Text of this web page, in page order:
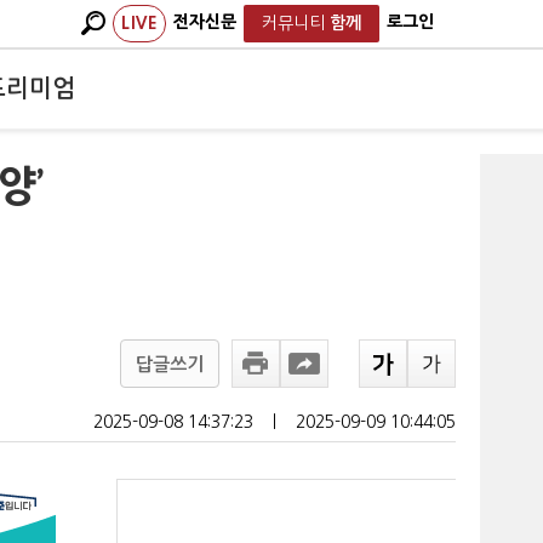
LIVE 전자신문 커뮤니티 함께 로그인
리미엄
’
답글쓰기
2025-09-08 14:37:23 2025-09-09 10:44:05